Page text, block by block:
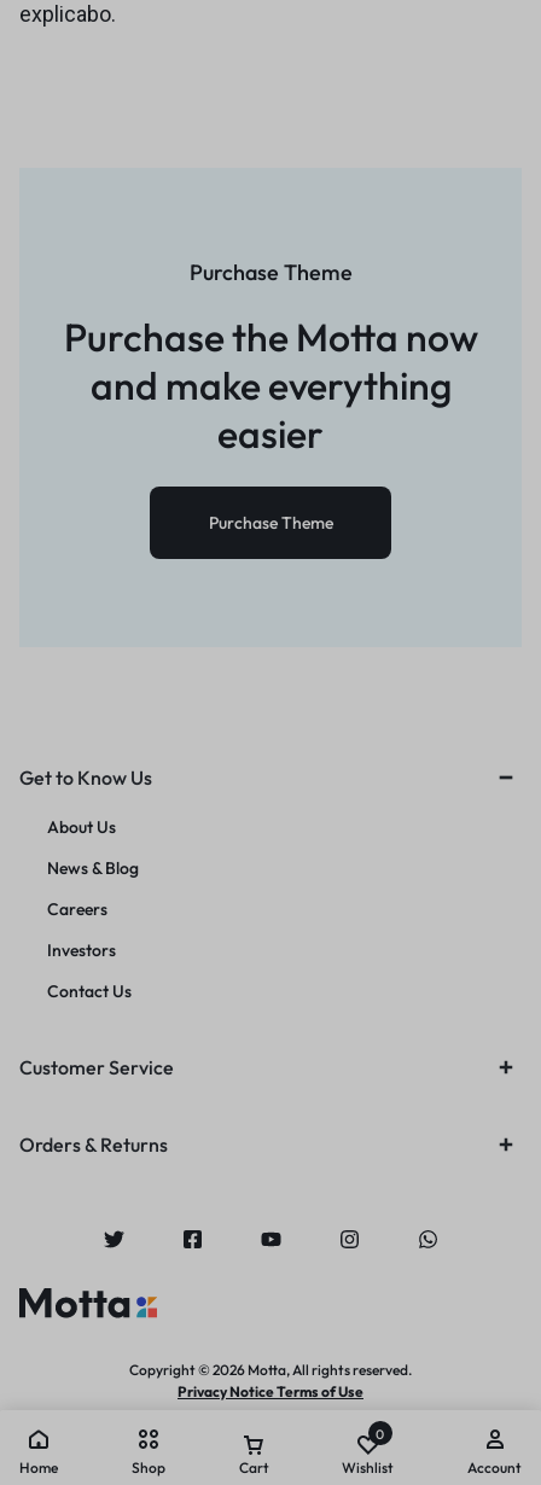
explicabo.
Purchase Theme
Purchase the Motta now
and make everything
easier
Purchase Theme
Get to Know Us
About Us
News & Blog
Careers
Investors
Contact Us
Customer Service
Orders & Returns
Copyright © 2026 Motta, All rights reserved.
Privacy Notice Terms of Use
Home Shop Cart
0
Wishlist Account